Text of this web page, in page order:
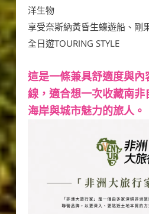
洋生物
享受奈斯納黃昏生蠔遊船、剛
全日遊TOURING STYLE
這是一條兼具舒適度與
線，適合想一次收藏南非
海岸與城市魅力的旅人。